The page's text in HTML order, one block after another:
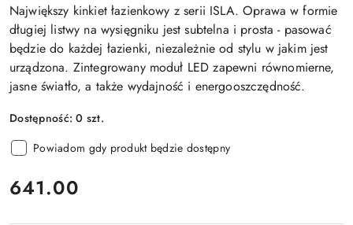
Największy kinkiet łazienkowy z serii ISLA. Oprawa w formie
długiej listwy na wysięgniku jest subtelna i prosta - pasować
będzie do każdej łazienki, niezależnie od stylu w jakim jest
urządzona. Zintegrowany moduł LED zapewni równomierne,
jasne światło, a także wydajność i energooszczędność.
Dostępność:0 szt.
Powiadom gdy produkt będzie dostępny
cena:
641.00